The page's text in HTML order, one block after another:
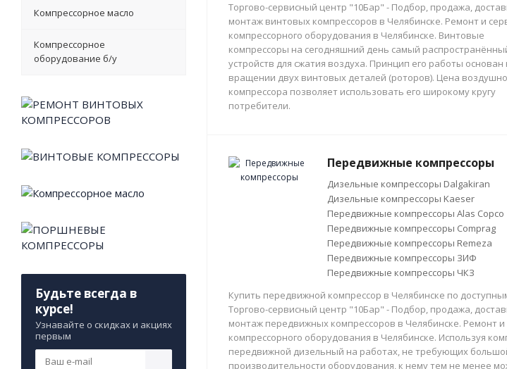
Торгово-сервисный центр "10Бар" - Подбор, продажа,
монтаж винтовых компрессоров в Челябинске. Ремонт и
компрессорного оборудования в Челябинске. Винтовые
компрессоры на сегодняшний день самый
устройств для сжатия воздуха. Принцип его работы основан
вращении двух винтовых деталей (роторов). Цена
компрессора позволяет использовать его широкому кругу
потребители.
Передвижные компрессоры
Дизельные компрессоры Dalgakiran
Дизельные компрессоры Kaeser
Передвижные компрессоры Alas Copco
Передвижные компрессоры Comprag
Передвижные компрессоры Remeza
Передвижные компрессоры ЗИФ
Передвижные компрессоры ЧКЗ
Купить передвижной компрессор в Челябинске по
Торгово-сервисный центр "10Бар" - Подбор, продажа,
монтаж передвижных компрессоров в Челябинске. Ремонт и
компрессорного оборудования в Челябинске. Используя
передвижной дизельный на работах, не требующих
производительности оборудования, к нему тем не менее
Компрессорное масло
Компрессорное
оборудование б/у
Будьте всегда в
курсе!
Узнавайте о скидках и акциях
первым